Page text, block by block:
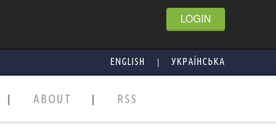
LOGIN
ENGLISH | УКРАЇНСЬКА
ABOUT RSS